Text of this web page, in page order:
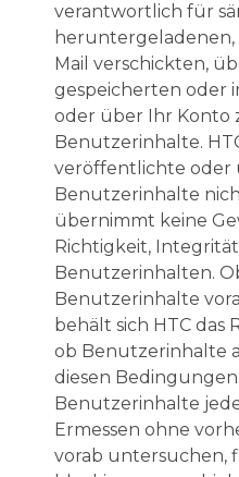
verantwortlich für
Mail verschickten,
gespeicherten oder
oder über Ihr Konto
Benutzerinhalte.
veröffentlichte oder
Benutzerinhalte
übernimmt keine
Richtigkeit,
Benutzerinhalten.
Benutzerinhalte
behält sich HTC das
ob Benutzerinhalte
diesen
Benutzerinhalte
Ermessen ohne
vorab untersuchen,